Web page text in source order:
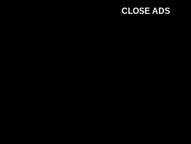
CLOSE ADS